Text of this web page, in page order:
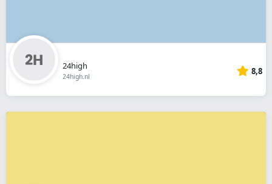
24high
24high.nl 8,8